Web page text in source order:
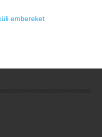
embereket